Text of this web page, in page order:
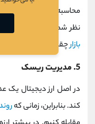
محاسبه کند. بررسی کنید
نظر شما وجود دارد، چه
بازارچقدر است و کشش
5. مدیریت ریسک
در اصل ارز دیجیتال یک
کند. بنابراین، زمانی که